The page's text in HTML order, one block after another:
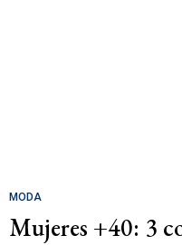
MODA
Mujeres +40: 3